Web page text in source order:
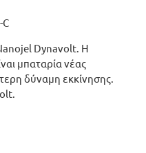
Dynavolt. Η
μπαταρία νέας
δύναμη εκκίνησης.
C